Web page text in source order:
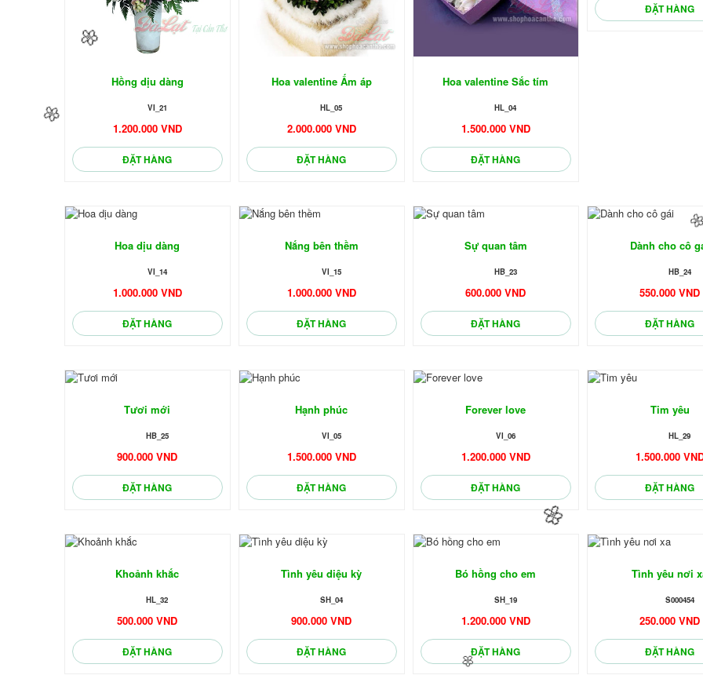
Hồng dịu dàng
VI_21
1.200.000 VND
ĐẶT HÀNG
Hoa valentine Ấm áp
HL_05
2.000.000 VND
ĐẶT HÀNG
Hoa valentine Sắc tím
HL_04
1.500.000 VND
ĐẶT HÀNG
ĐẶT HÀNG
Hoa dịu dàng
VI_14
1.000.000 VND
ĐẶT HÀNG
Nắng bên thềm
VI_15
1.000.000 VND
ĐẶT HÀNG
Sự quan tâm
HB_23
600.000 VND
ĐẶT HÀNG
Dành cho cô
HB_24
550.000 VND
ĐẶT HÀNG
Tươi mới
HB_25
900.000 VND
ĐẶT HÀNG
Hạnh phúc
VI_05
1.500.000 VND
ĐẶT HÀNG
Forever love
VI_06
1.200.000 VND
ĐẶT HÀNG
Tim yêu
HL_29
1.500.000
ĐẶT HÀNG
Khoảnh khắc
HL_32
500.000 VND
ĐẶT HÀNG
Tình yêu diệu kỳ
SH_04
900.000 VND
ĐẶT HÀNG
Bó hồng cho em
SH_19
1.200.000 VND
ĐẶT HÀNG
Tình yêu nơi
S000454
250.000 VND
ĐẶT HÀNG
🌼
🌼